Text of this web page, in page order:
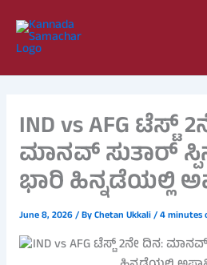
content
IND vs AFG ಟೆಸ್ಟ್
ಮಾನವ್ ಸುತಾರ್
ಭಾರಿ ಹಿನ್ನಡೆಯಲ್ಲಿ
June 8, 2026/ ByChetan Ukkali/4 minutes